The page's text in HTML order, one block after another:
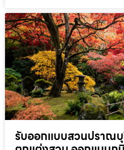
รับออกแบบสวนปราณ